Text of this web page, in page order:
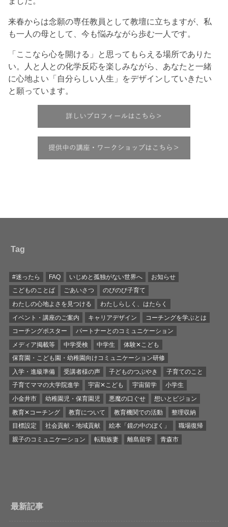
来春からは念願の専任教員として教壇に立ちますが、私
も一人の母として、今も悩みながら歩む一人です。
「ここなら心を開ける」と思ってもらえる場所でありた
い。人と人との化学反応を楽しみながら、あなたと一緒
に心地よい「自分らしい人生」をデザインしていきたい
と願っています。
Tag
#迷ったら FAQ いじめと孤独がない世界へ
お知らせ
こどものことば
ごあいさつ
のびのび子育て
わたしの心地よさを見つける
わたしらしく、はたらく
イベント・講座のご案内
キャリアデザイン
コーチングを学ぶとは
コーチングポスター
パートナーとのコミュニケーション
メディア掲載等
中学受検 中学生
体験✕こども
保育園・こども園・幼稚園向けコミュニケーション研修
入学・進級準備
受講者様の声 子どものつぶやき
子育てのこと
子育てママの大学院進学
宇宙✕こども 宇宙留学
小学生
小金井市
幼稚園児・保育園児 悪魔の口ぐせ
想いとビジョン
教育✕コーチング
教育について 教育機関での活動
整理収納
目標設定
社会貢献・地域貢献 絵本「鏡の中のぼく」
職場復帰
親子のコミュニケーション
転勤族妻 離島留学 青森市
最新記事